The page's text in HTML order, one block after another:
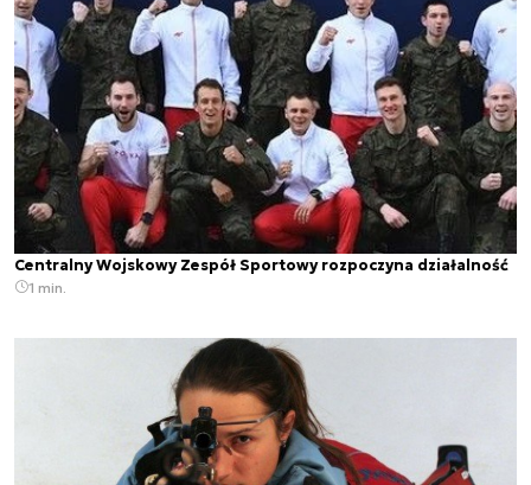
Centralny Wojskowy Zespół Sportowy rozpoczyna działalność
1 min.